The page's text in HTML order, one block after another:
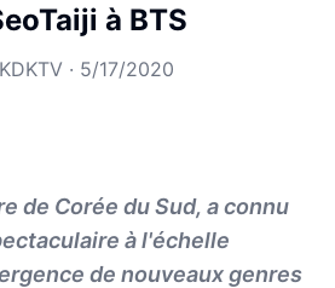
à BTS
· 5/17/2020
de Corée du Sud, a connu
à l'échelle
de nouveaux genres